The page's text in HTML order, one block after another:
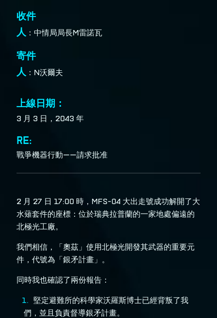
收件
人 ：中情局局長M雷諾瓦
寄件
人 ：N沃爾夫
上線日期：
3 月 3 日 ，2043 年
RE:
戰爭機器行動——請求批准
2 月 27 日 17:00 時，MFS-04 大出走號成功解開了大
水薙套件的座標：位於瑞典拉普蘭的一家地處偏遠的
北極光工廠。
我們相信，「奧茲」使用北極光開發其武器的重要元
件，代號為「銀矛計畫」。
同時我也確認了兩份報告：
堅定避難所的科學家沃羅斯博士已經背叛了我
們，並且負責督導銀矛計畫。